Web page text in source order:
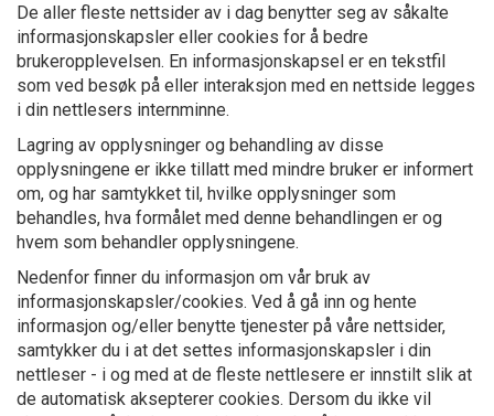
De aller fleste nettsider av i dag benytter seg av såkalte
informasjonskapsler eller cookies for å bedre
brukeropplevelsen. En informasjonskapsel er en tekstfil
som ved besøk på eller interaksjon med en nettside legges
i din nettlesers internminne.
Lagring av opplysninger og behandling av disse
opplysningene er ikke tillatt med mindre bruker er informert
om, og har samtykket til, hvilke opplysninger som
behandles, hva formålet med denne behandlingen er og
hvem som behandler opplysningene.
Nedenfor finner du informasjon om vår bruk av
informasjonskapsler/cookies. Ved å gå inn og hente
informasjon og/eller benytte tjenester på våre nettsider,
samtykker du i at det settes informasjonskapsler i din
nettleser - i og med at de fleste nettlesere er innstilt slik at
de automatisk aksepterer cookies. Dersom du ikke vil